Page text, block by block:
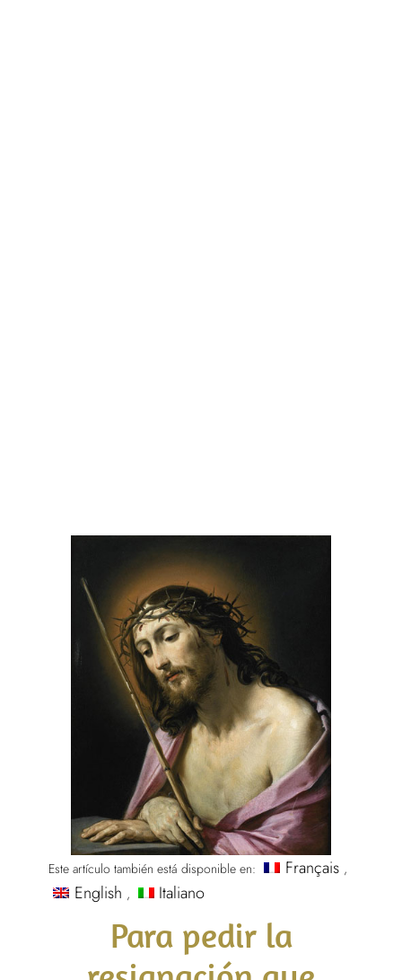
Este artículo también está disponible en:
Français
English
Italiano
Para pedir la